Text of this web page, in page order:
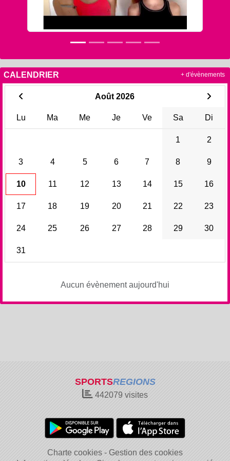
CALENDRIER
Août 2026
Lu Ma Me Je Ve Sa Di
1 2
3 4 5 6 7 8 9
10 11 12 13 14 15 16
17 18 19 20 21 22 23
24 25 26 27 28 29 30
31
Aucun évènement aujourd'hui
+ d'évènements
SPORTSREGIONS
442079 visites
Charte cookies
Gestion des cookies